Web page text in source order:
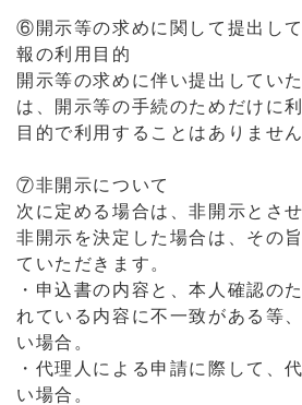
⑥開示等の求めに関して提出し
報の利用目的
開示等の求めに伴い提出してい
は、開示等の手続のためだけに
目的で利用することはありません
⑦非開示について
次に定める場合は、非開示とさ
非開示を決定した場合は、その
ていただきます。
・申込書の内容と、本人確認の
れている内容に不一致がある等
い場合。
・代理人による申請に際して、
い場合。